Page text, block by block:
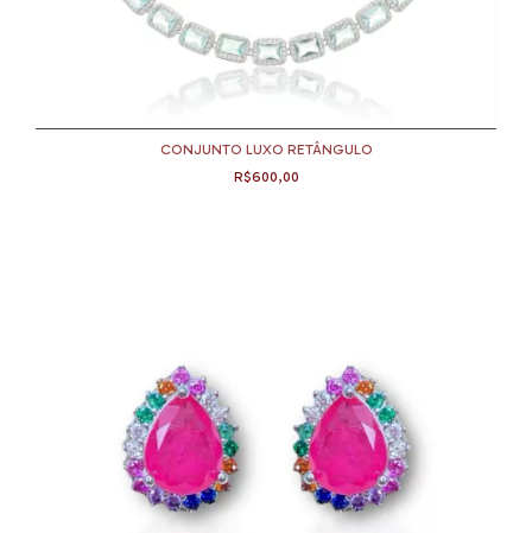
CONJUNTO LUXO RETÂNGULO
R$600,00